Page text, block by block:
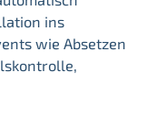
ins
wie Absetzen